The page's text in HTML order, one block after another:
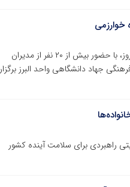
خوارزمی
کارگاه آموزشی «روزنامه‌نگاری و خبرنویسی در نشریات دانشجویی» به‌مدت دو روز، با حضور بیش از ۲۰ نفر از مدیران
جهاد دانشگاهی واحد البرز برگزار
راهبردی برای سلامت آینده کشور